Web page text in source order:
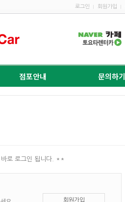
로그인 회원가입
점포안내 문의하기
바로 로그인 됩니다. **
회원가입